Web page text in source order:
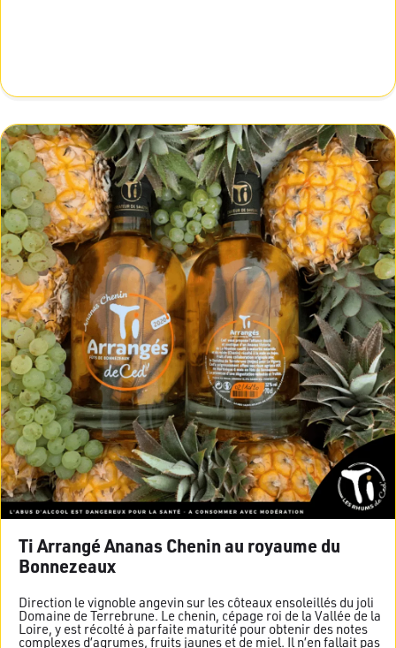
Ti Arrangé Ananas Chenin au royaume du
Bonnezeaux
Direction le vignoble angevin sur les côteaux ensoleillés du joli
Domaine de Terrebrune. Le chenin, cépage roi de la Vallée de la
Loire, y est récolté à parfaite maturité pour obtenir des notes
complexes d’agrumes, fruits jaunes et de miel. Il n’en fallait pas